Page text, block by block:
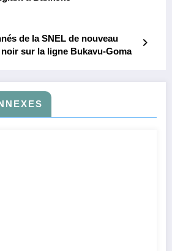
de la SNEL de nouveau
sur la ligne Bukavu-Goma